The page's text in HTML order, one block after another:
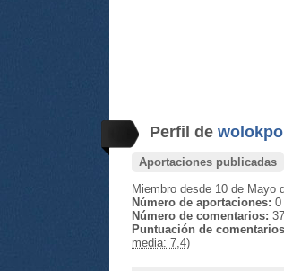
Perfil de
Aportaciones publicadas
Miembro desde 10 de Mayo
Número de aportaciones: 0
Número de comentarios: 37
Puntuación de
media: 7,4)